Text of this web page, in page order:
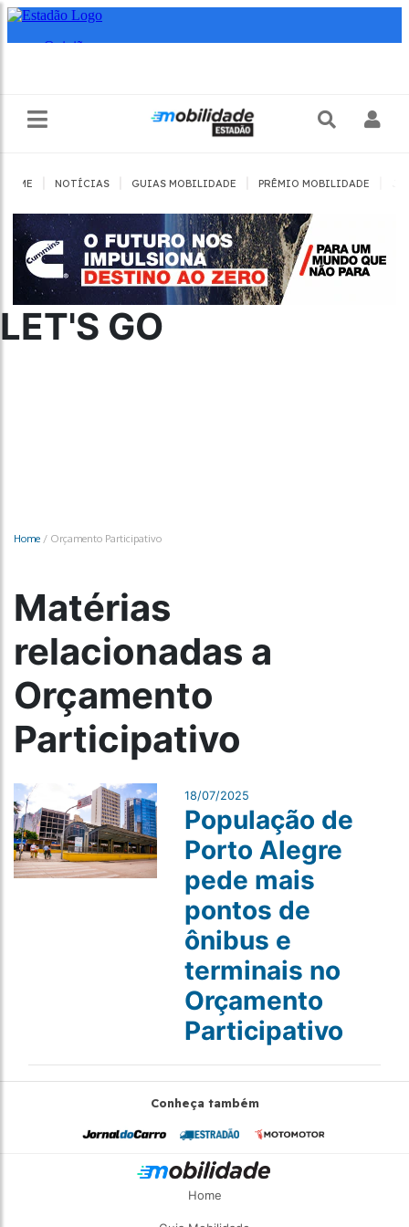
HOME NOTÍCIAS GUIAS MOBILIDADE PRÊMIO MOBILIDADE
LET'S GO
Home / Orçamento Participativo
Matérias
relacionadas a
Orçamento
Participativo
18/07/2025
População de
Porto Alegre
pede mais
pontos de
ônibus e
terminais no
Orçamento
Participativo
Conheça também
Home